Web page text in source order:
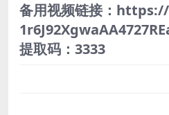
备用视频链接：
提取码：3333